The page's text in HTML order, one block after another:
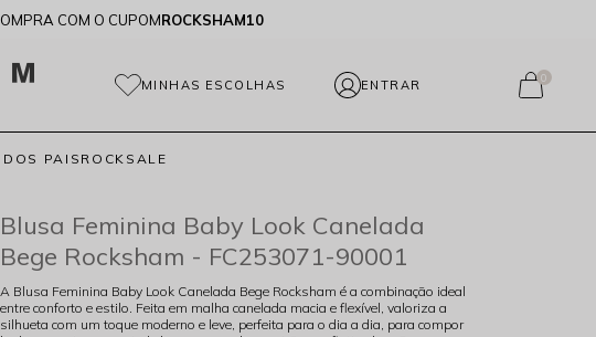
COM O CUPOMROCKSHAM10
MINHAS ESCOLHAS 0
PAIS ROCKSALE
Blusa Feminina Baby Look Canelada
Bege Rocksham - FC253071-90001
A Blusa Feminina Baby Look Canelada Bege Rocksham é a combinação ideal
entre conforto e estilo. Feita em malha canelada macia e flexível, valoriza a
silhueta com um toque moderno e leve, perfeita para o dia a dia, para compor